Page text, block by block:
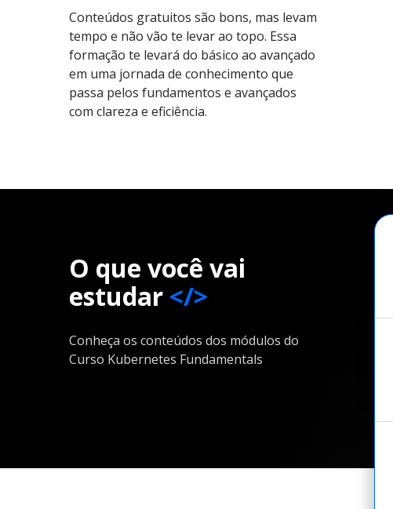
Conteúdos gratuitos são bons, mas levam
tempo e não vão te levar ao topo. Essa
formação te levará do básico ao avançado
em uma jornada de conhecimento que
passa pelos fundamentos e avançados
com clareza e eficiência.
O que você vai
estudar </>
Conheça os conteúdos dos módulos do
Curso Kubernetes Fundamentals